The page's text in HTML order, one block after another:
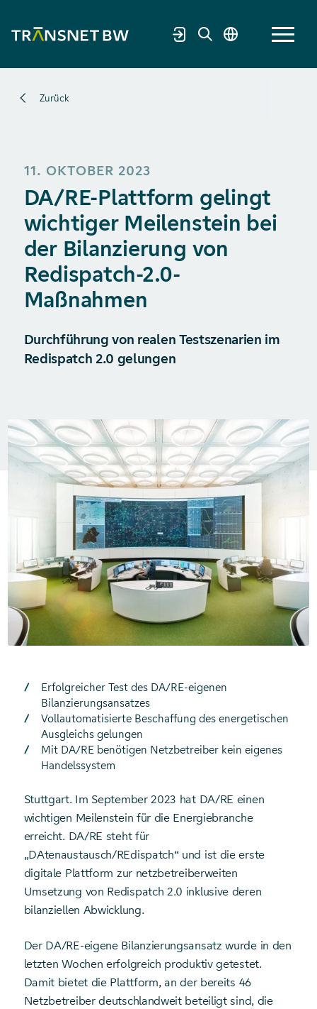
Zurück
11. OKTOBER 2023
DA/RE-Plattform gelingt
wichtiger Meilenstein bei
der Bilanzierung von
Redispatch-2.0-
Maßnahmen
Durchführung von realen Testszenarien im
Redispatch 2.0 gelungen
Erfolgreicher Test des DA/RE-eigenen
Bilanzierungsansatzes
Vollautomatisierte Beschaffung des energetischen
Ausgleichs gelungen
Mit DA/RE benötigen Netzbetreiber kein eigenes
Handelssystem
Stuttgart. Im September 2023 hat DA/RE einen
wichtigen Meilenstein für die Energiebranche
erreicht. DA/RE steht für
„DAtenaustausch/REdispatch“ und ist die erste
digitale Plattform zur netzbetreiberweiten
Umsetzung von Redispatch 2.0 inklusive deren
bilanziellen Abwicklung.
Der DA/RE-eigene Bilanzierungsansatz wurde in den
letzten Wochen erfolgreich produktiv getestet.
Damit bietet die Plattform, an der bereits 46
Netzbetreiber deutschlandweit beteiligt sind, die